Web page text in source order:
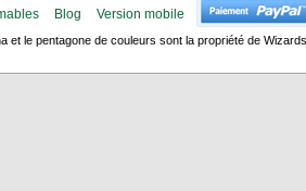
Blog Version mobile
le pentagone de couleurs sont la propriété de